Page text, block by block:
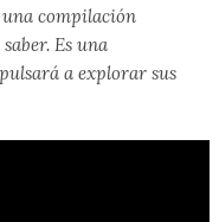
una compilación
Es una
a explorar sus